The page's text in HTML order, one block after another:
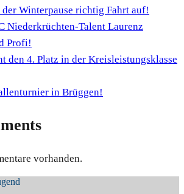
Winterpause richtig Fahrt auf!
Niederkrüchten-Talent Laurenz
Profi!
den 4. Platz in der Kreisleistungsklasse
in Brüggen!
vorhanden.